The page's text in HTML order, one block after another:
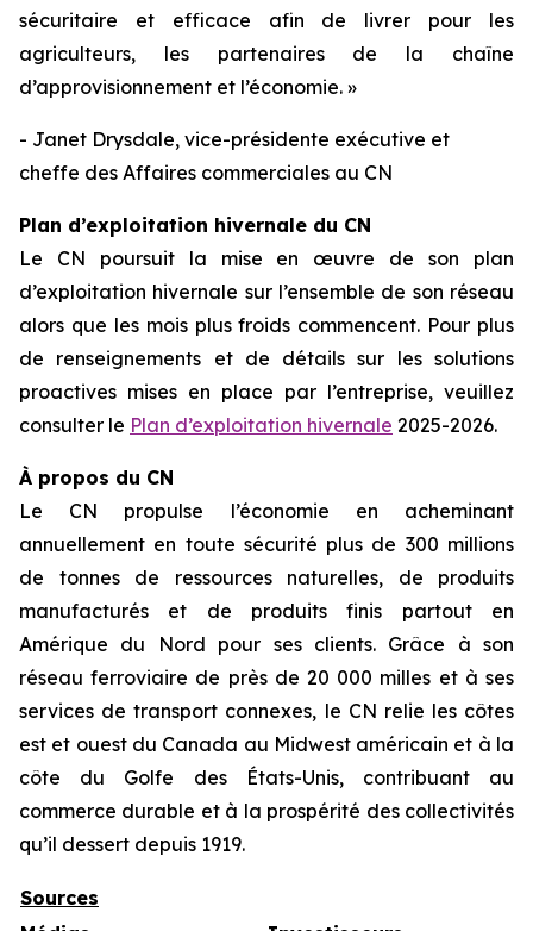
sécuritaire et efficace afin de livrer pour les
agriculteurs, les partenaires de la chaîne
d’approvisionnement et l’économie. »
- Janet Drysdale, vice-présidente exécutive et
cheffe des Affaires commerciales au CN
Plan d’exploitation hivernale du CN
Le CN poursuit la mise en œuvre de son plan
d’exploitation hivernale sur l’ensemble de son réseau
alors que les mois plus froids commencent. Pour plus
de renseignements et de détails sur les solutions
proactives mises en place par l’entreprise, veuillez
consulter le Plan d’exploitation hivernale 2025-2026.
À propos du CN
Le CN propulse l’économie en acheminant
annuellement en toute sécurité plus de 300 millions
de tonnes de ressources naturelles, de produits
manufacturés et de produits finis partout en
Amérique du Nord pour ses clients. Grâce à son
réseau ferroviaire de près de 20 000 milles et à ses
services de transport connexes, le CN relie les côtes
est et ouest du Canada au Midwest américain et à la
côte du Golfe des États-Unis, contribuant au
commerce durable et à la prospérité des collectivités
qu’il dessert depuis 1919.
Sources